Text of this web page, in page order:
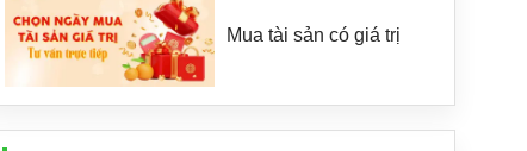
Mua tài sản có giá trị